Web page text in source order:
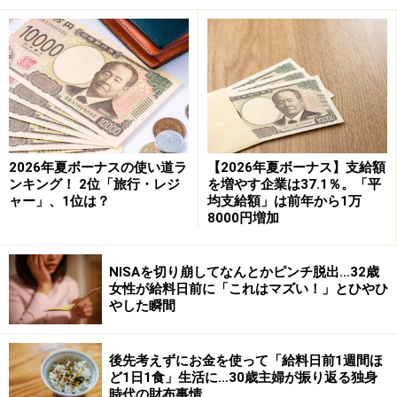
給与規定や就業規則などで確認
いつ・どのような内容で給料が支払われるのかは、それ
ぞれの会社の給与規定や就業規則などで決められていま
す。この内容で初任給がいつ、どれだけ支払われるかが
決まりますよ。チェックするべきポイントは、以下の3
つです。
日給制か月給制か
締日
支払日
2026年夏ボーナスの使い道ラ
ンキング！ 2位「旅行・レジ
ャー」、1位は？
【2026年夏ボーナス】支給額
を増やす企業は37.1％。「平
均支給額」は前年から1万
8000円増加
NISAを切り崩してなんとかピンチ脱出…32歳
女性が給料日前に「これはマズい！」とひやひ
やした瞬間
後先考えずにお金を使って「給料日前1週間ほ
ど1日1食」生活に…30歳主婦が振り返る独身